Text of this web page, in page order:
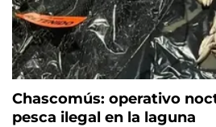
Chascomús: operativo
pesca ilegal en la laguna